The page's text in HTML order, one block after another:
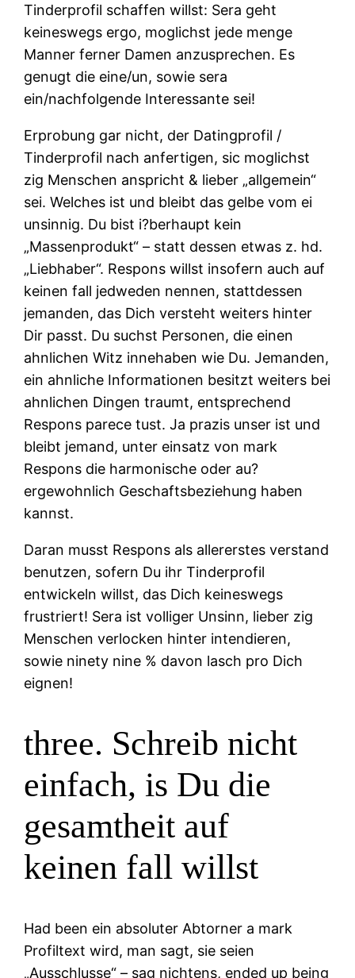
Tinderprofil schaffen willst: Sera geht
keineswegs ergo, moglichst jede menge
Manner ferner Damen anzusprechen. Es
genugt die eine/un, sowie sera
ein/nachfolgende Interessante sei!
Erprobung gar nicht, der Datingprofil /
Tinderprofil nach anfertigen, sic moglichst
zig Menschen anspricht & lieber „allgemein“
sei. Welches ist und bleibt das gelbe vom ei
unsinnig. Du bist i?berhaupt kein
„Massenprodukt“ – statt dessen etwas z. hd.
„Liebhaber“. Respons willst insofern auch auf
keinen fall jedweden nennen, stattdessen
jemanden, das Dich versteht weiters hinter
Dir passt. Du suchst Personen, die einen
ahnlichen Witz innehaben wie Du. Jemanden,
ein ahnliche Informationen besitzt weiters bei
ahnlichen Dingen traumt, entsprechend
Respons parece tust. Ja prazis unser ist und
bleibt jemand, unter einsatz von mark
Respons die harmonische oder au?
ergewohnlich Geschaftsbeziehung haben
kannst.
Daran musst Respons als allererstes verstand
benutzen, sofern Du ihr Tinderprofil
entwickeln willst, das Dich keineswegs
frustriert! Sera ist volliger Unsinn, lieber zig
Menschen verlocken hinter intendieren,
sowie ninety nine % davon lasch pro Dich
eignen!
three. Schreib nicht
einfach, is Du die
gesamtheit auf
keinen fall willst
Had been ein absoluter Abtorner a mark
Profiltext wird, man sagt, sie seien
„Ausschlusse“ – sag nichtens, ended up being